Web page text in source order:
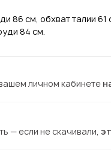
86 см, обхват талии 61
84 см.
личном кабинете
— если не скачивали,